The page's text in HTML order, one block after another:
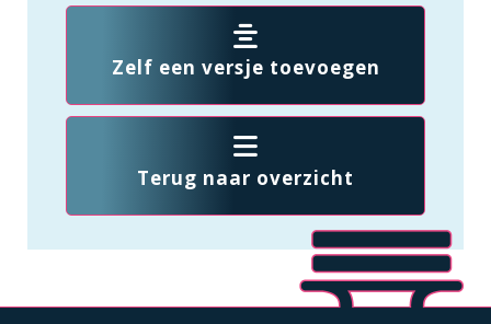
Zelf een versje toevoegen
Terug naar overzicht